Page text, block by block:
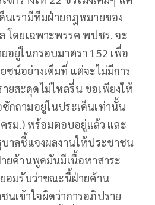
นเรามีทีมฝ่ายกฎหมายของ
โดยเฉพาะพรรค พปชร. จะ
อยู่ในกรอบมาตรา 152 เพื่อ
ชน์อย่างเต็มที่ แต่จะไม่มีการ
ยสะดุดไม่ไหลรื่น ขอเพียงให้
กถามอยู่ในประเด็นเท่านั้น
รม.) พร้อมตอบอยู่แล้ว และ
บาลชี้แจงผลงานให้ประชาชน
ยค้านพูดมันมีเนื้อหาสาระ
อมรับว่าขณะนี้ฝ่ายค้าน
นเข้าใจผิดว่าการอภิปราย